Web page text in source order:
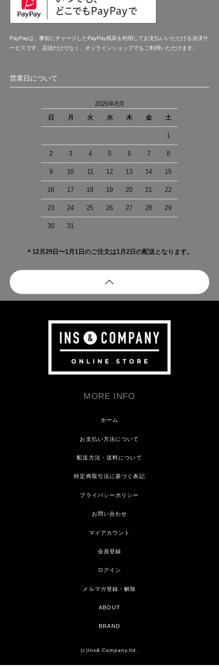
PayPayは、事前にチャージしたPayPay残高を利用してお支払いいただける決済サ
ービスです。店頭だけでなく、オンラインショップでもご利用いただけます。
営業日について
2026年8月
日
月 火 水 木 金 土
1
2 3 4 5 6 7 8
9 10 11 12 13 14 15
16 17 18 19 20 21 22
23 24 25 26 27 28 29
30 31
＊12月29日〜1月1日のご注文は1月2日の配送となります。
MORE INFO
ホーム
お支払い方法について
配送方法・送料について
特定商取引法に基づく表記
プライバシーポリシー
お問い合わせ
マイアカウント
会員登録
ログイン
メルマガ登録・解除
ABOUT
BRAND
(c)Ins&.Company,ltd.